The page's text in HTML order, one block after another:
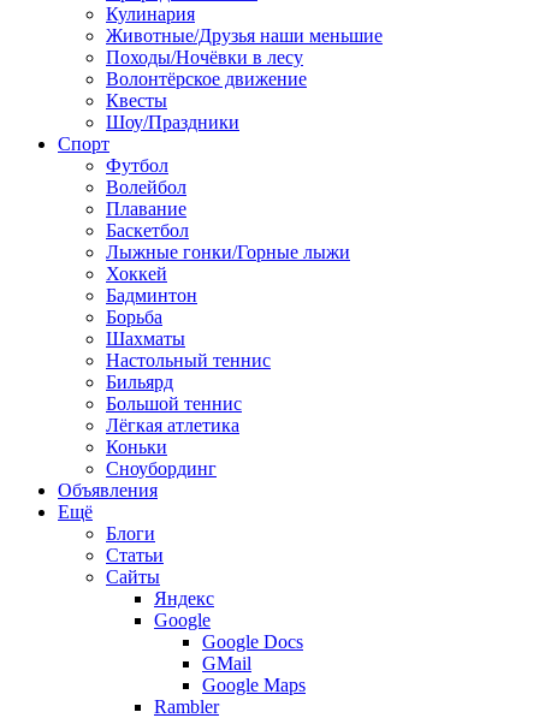
Кулинария
Животные/Друзья наши меньшие
Походы/Ночёвки в лесу
Волонтёрское движение
Квесты
Шоу/Праздники
Спорт
Футбол
Волейбол
Плавание
Баскетбол
Лыжные гонки/Горные лыжи
Хоккей
Бадминтон
Борьба
Шахматы
Настольный теннис
Бильярд
Большой теннис
Лёгкая атлетика
Коньки
Сноубординг
Объявления
Ещё
Блоги
Статьи
Сайты
Яндекс
Google
Google Docs
GMail
Google Maps
Rambler